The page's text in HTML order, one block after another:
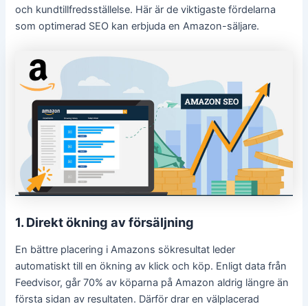
och kundtillfredsställelse. Här är de viktigaste fördelarna
som optimerad SEO kan erbjuda en Amazon-säljare.
1. Direkt ökning av försäljning
En bättre placering i Amazons sökresultat leder
automatiskt till en ökning av klick och köp. Enligt data från
Feedvisor, går 70% av köparna på Amazon aldrig längre än
första sidan av resultaten. Därför drar en välplacerad